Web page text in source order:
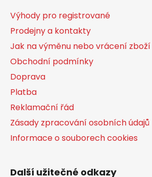
Výhody pro registrované
Prodejny a kontakty
Jak na výměnu nebo vrácení zboží
Obchodní podmínky
Doprava
Platba
Reklamační řád
Zásady zpracování osobních údajů
Informace o souborech cookies
Další užitečné odkazy